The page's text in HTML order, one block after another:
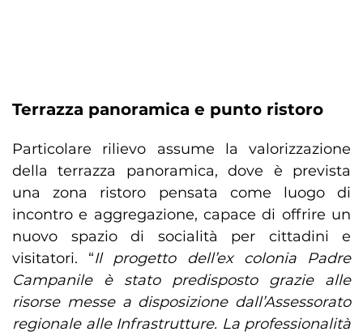
Terrazza panoramica e punto ristoro
Particolare rilievo assume la valorizzazione
della terrazza panoramica, dove è prevista
una zona ristoro pensata come luogo di
incontro e aggregazione, capace di offrire un
nuovo spazio di socialità per cittadini e
visitatori. “Il progetto dell’ex colonia Padre
Campanile è stato predisposto grazie alle
risorse messe a disposizione dall’Assessorato
regionale alle Infrastrutture. La professionalità